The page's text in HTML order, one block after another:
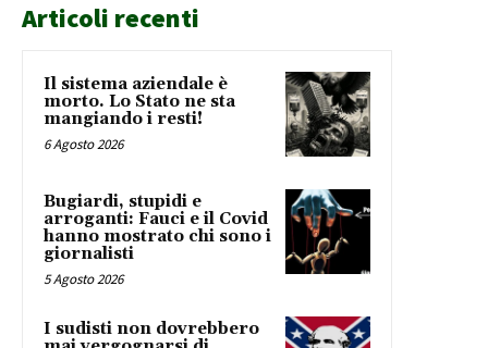
Articoli recenti
Il sistema aziendale è
morto. Lo Stato ne sta
mangiando i resti!
6 Agosto 2026
Bugiardi, stupidi e
arroganti: Fauci e il Covid
hanno mostrato chi sono i
giornalisti
5 Agosto 2026
I sudisti non dovrebbero